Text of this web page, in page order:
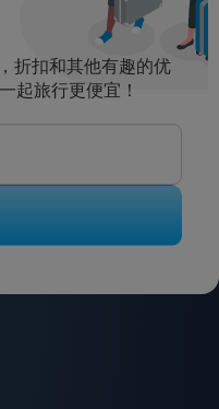
折扣和其他有趣的优
起旅行更便宜！